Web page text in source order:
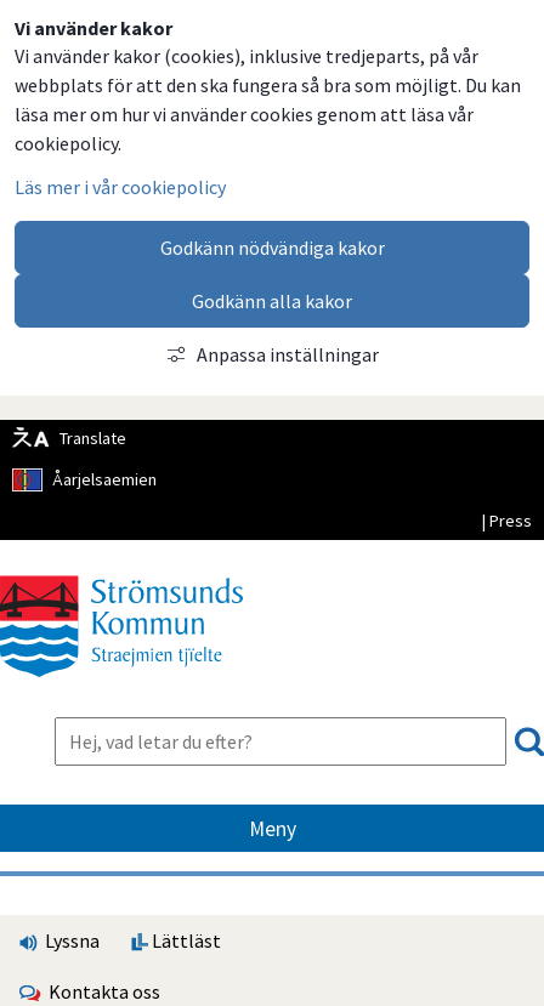
Vi använder kakor
Vi använder kakor (cookies), inklusive tredjeparts, på vår
webbplats för att den ska fungera så bra som möjligt. Du kan
läsa mer om hur vi använder cookies genom att läsa vår
cookiepolicy.
Läs mer i vår cookiepolicy
Godkänn nödvändiga kakor
Godkänn alla kakor
Anpassa inställningar
Translate
Åarjelsaemien
| Press
Meny
Lyssna Lättläst
Kontakta oss
Dela
på
Facebook
Dela
på
Twitter
Dela
på
LinkedIn
Dela
via
email